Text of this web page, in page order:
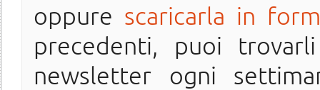
oppure scaricarla in
precedenti, puoi
newsletter ogni